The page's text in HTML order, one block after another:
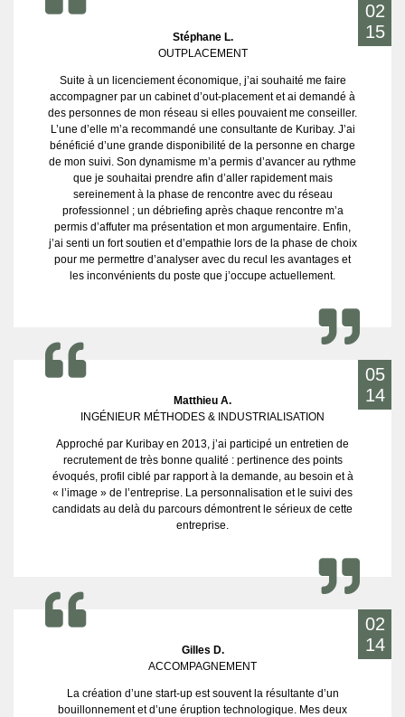
02
15
Stéphane L.
OUTPLACEMENT
Suite à un licenciement économique, j’ai souhaité me faire
accompagner par un cabinet d’out-placement et ai demandé à
des personnes de mon réseau si elles pouvaient me conseiller.
L’une d’elle m’a recommandé une consultante de Kuribay. J’ai
bénéficié d’une grande disponibilité de la personne en charge
de mon suivi. Son dynamisme m’a permis d’avancer au rythme
que je souhaitai prendre afin d’aller rapidement mais
sereinement à la phase de rencontre avec du réseau
professionnel ; un débriefing après chaque rencontre m’a
permis d’affuter ma présentation et mon argumentaire. Enfin,
j’ai senti un fort soutien et d’empathie lors de la phase de choix
pour me permettre d’analyser avec du recul les avantages et
les inconvénients du poste que j’occupe actuellement.
05
14
Matthieu A.
INGÉNIEUR MÉTHODES & INDUSTRIALISATION
Approché par Kuribay en 2013, j’ai participé un entretien de
recrutement de très bonne qualité : pertinence des points
évoqués, profil ciblé par rapport à la demande, au besoin et à
« l’image » de l’entreprise. La personnalisation et le suivi des
candidats au delà du parcours démontrent le sérieux de cette
entreprise.
02
14
Gilles D.
ACCOMPAGNEMENT
La création d’une start-up est souvent la résultante d’un
bouillonnement et d’une éruption technologique. Mes deux